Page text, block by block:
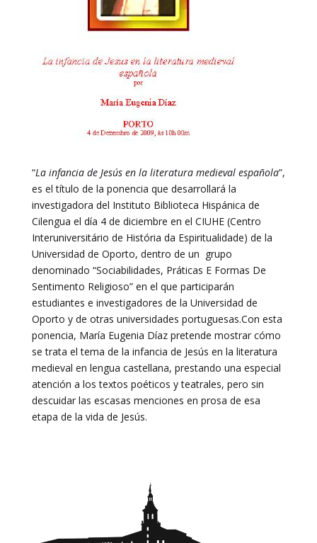
“La infancia de Jesús en la literatura medieval española”,
es el título de la ponencia que desarrollará la
investigadora del Instituto Biblioteca Hispánica de
Cilengua el día 4 de diciembre en el CIUHE (Centro
Interuniversitário de História da Espiritualidade) de la
Universidad de Oporto, dentro de un grupo
denominado “Sociabilidades, Práticas E Formas De
Sentimento Religioso” en el que participarán
estudiantes e investigadores de la Universidad de
Oporto y de otras universidades portuguesas.Con esta
ponencia, María Eugenia Díaz pretende mostrar cómo
se trata el tema de la infancia de Jesús en la literatura
medieval en lengua castellana, prestando una especial
atención a los textos poéticos y teatrales, pero sin
descuidar las escasas menciones en prosa de esa
etapa de la vida de Jesús.